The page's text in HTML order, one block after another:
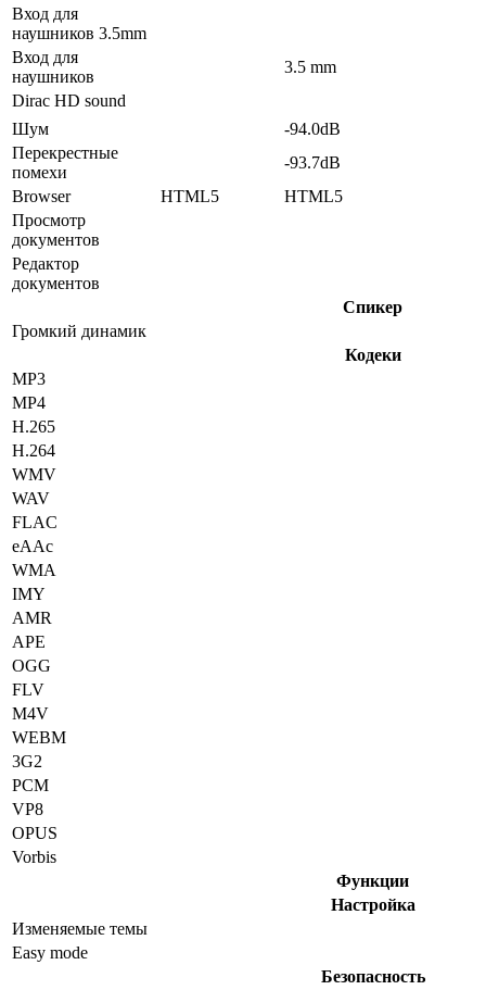
Вход для
наушников 3.5mm
Вход для
наушников
3.5 mm
Dirac HD sound
Шум
-94.0dB
Перекрестные
помехи
-93.7dB
Browser
HTML5
HTML5
Просмотр
документов
Редактор
документов
Спикер
Громкий динамик
Кодеки
MP3
MP4
H.265
H.264
WMV
WAV
FLAC
eAAc
WMA
IMY
AMR
APE
OGG
FLV
M4V
WEBM
3G2
PCM
VP8
OPUS
Vorbis
Функции
Настройка
Изменяемые темы
Easy mode
Безопасность